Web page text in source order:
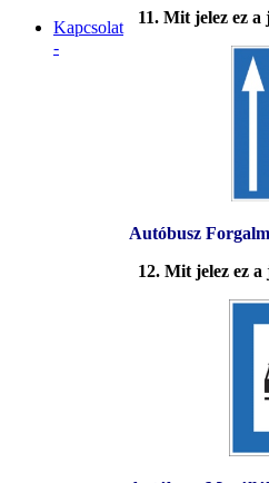
11. Mit jelez ez a
Autóbusz
12. Mit jelez ez a
Kapcsolat
-